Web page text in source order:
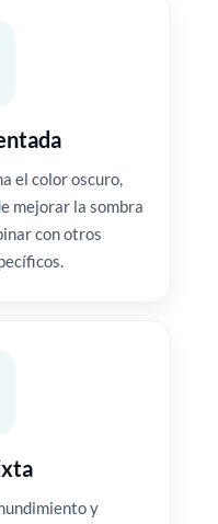
el color oscuro,
mejorar la sombra
con otros
y